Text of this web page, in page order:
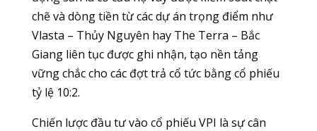
chẽ và dòng tiền từ các dự án trọng điểm như
Vlasta – Thủy Nguyên hay The Terra – Bắc
Giang liên tục được ghi nhận, tạo nền tảng
vững chắc cho các đợt trả cổ tức bằng cổ phiếu
tỷ lệ 10:2.
Chiến lược đầu tư vào cổ phiếu VPI là sự cân